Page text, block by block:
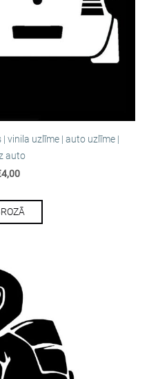
vinila uzlīme | auto uzlīme |
auto